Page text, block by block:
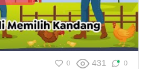
0 431 0